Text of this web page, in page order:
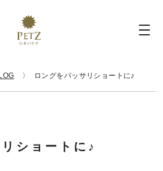
ロングをバッサリショートに♪
ショートに♪